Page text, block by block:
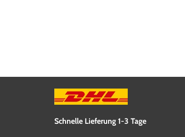
Schnelle Lieferung 1-3 Tage